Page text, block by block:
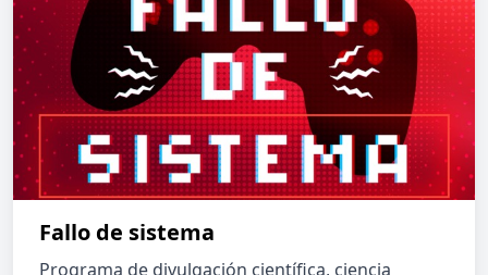
Fallo de sistema
Programa de divulgación científica, ciencia